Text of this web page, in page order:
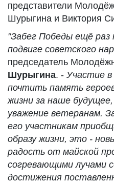
представители
Шурыгина и Виктория
"Забег Победы ещё
подвиге советского
председатель
Шурыгина. - Участие
почтить память
жизни за наше
уважение ветеранам.
его участникам
образу жизни, это -
радость от майской
согревающими лучами
достижения